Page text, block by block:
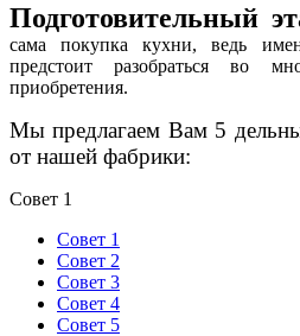
Подготовительный
сама покупка кухни, ведь
предстоит разобраться во
приобретения.
Мы предлагаем Вам 5
от нашей фабрики:
Совет 1
Совет 1
Совет 2
Совет 3
Совет 4
Совет 5